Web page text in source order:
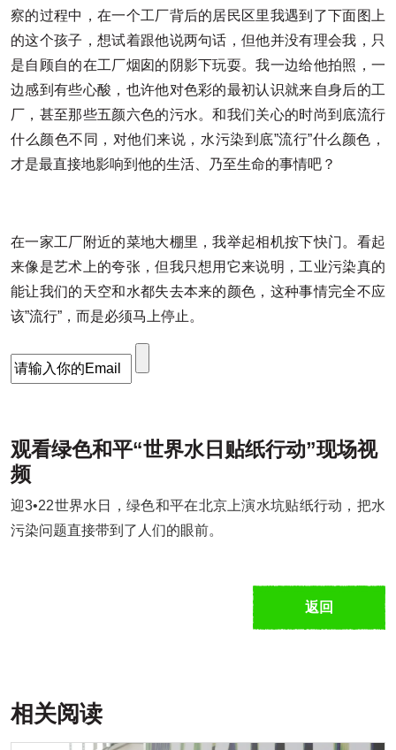
察的过程中，在一个工厂背后的居民区里我遇到了下面图上
的这个孩子，想试着跟他说两句话，但他并没有理会我，只
是自顾自的在工厂烟囱的阴影下玩耍。我一边给他拍照，一
边感到有些心酸，也许他对色彩的最初认识就来自身后的工
厂，甚至那些五颜六色的污水。和我们关心的时尚到底流行
什么颜色不同，对他们来说，水污染到底”流行”什么颜色，
才是最直接地影响到他的生活、乃至生命的事情吧？
在一家工厂附近的菜地大棚里，我举起相机按下快门。看起
来像是艺术上的夸张，但我只想用它来说明，工业污染真的
能让我们的天空和水都失去本来的颜色，这种事情完全不应
该”流行”，而是必须马上停止。
观看绿色和平“世界水日贴纸行动”现场视
频
迎3•22世界水日，绿色和平在北京上演水坑贴纸行动，把水
污染问题直接带到了人们的眼前。
返回
相关阅读